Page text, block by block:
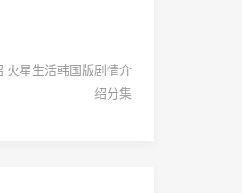
火星生活韩国版剧情介
绍分集